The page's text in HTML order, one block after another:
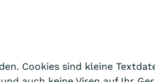
Cookies sind kleine